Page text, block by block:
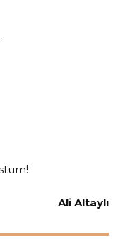
Ali Altaylı